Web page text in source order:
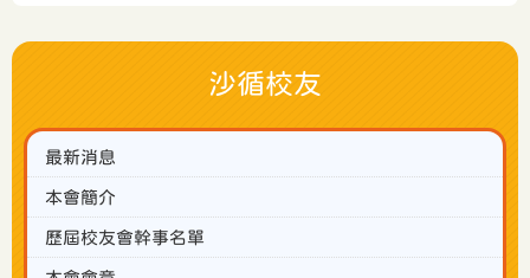
沙循校友
最新消息
本會簡介
歷屆校友會幹事名單